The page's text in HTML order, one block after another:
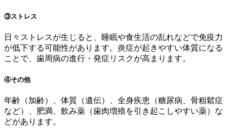
③ストレス
日々ストレスが生じると、睡眠や食生活の乱れなどで免疫力
が低下する可能性があります。炎症が起きやすい体質になる
ことで、歯周病の進行・発症リスクが高まります。
④その他
年齢（加齢）、体質（遺伝）、全身疾患（糖尿病、骨粗鬆症
など）、肥満、飲み薬（歯肉増殖を引き起こしやすい薬）な
どがあります。